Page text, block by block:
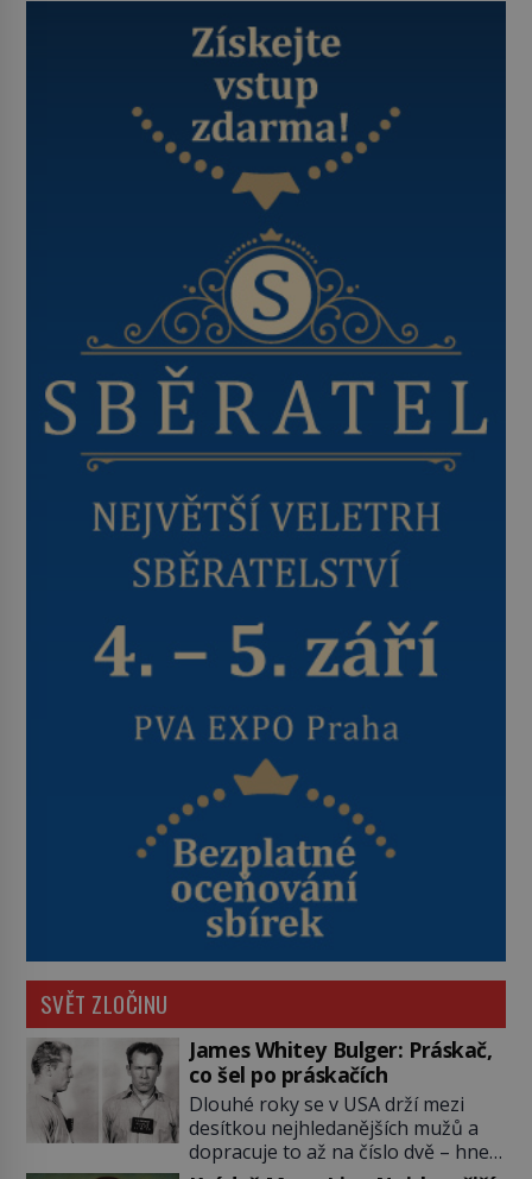
SVĚT ZLOČINU
James Whitey Bulger: Práskač,
co šel po práskačích
Dlouhé roky se v USA drží mezi
desítkou nejhledanějších mužů a
dopracuje to až na číslo dvě – hned